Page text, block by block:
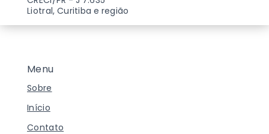
Menu
Sobre
Início
Contato
Liotral, Curitiba e região